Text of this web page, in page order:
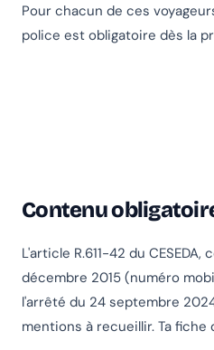
Pour chacun de ces
police est obligatoire dès la
Contenu
L'article R.611-42 du
décembre 2015 (numéro
l'arrêté du 24 septembre
mentions à recueillir. Ta